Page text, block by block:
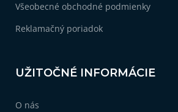
Všeobecné obchodné podmienky
Reklamačný poriadok
UŽITOČNÉ INFORMÁCIE
O nás